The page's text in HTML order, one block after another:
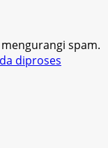
spam.
diproses